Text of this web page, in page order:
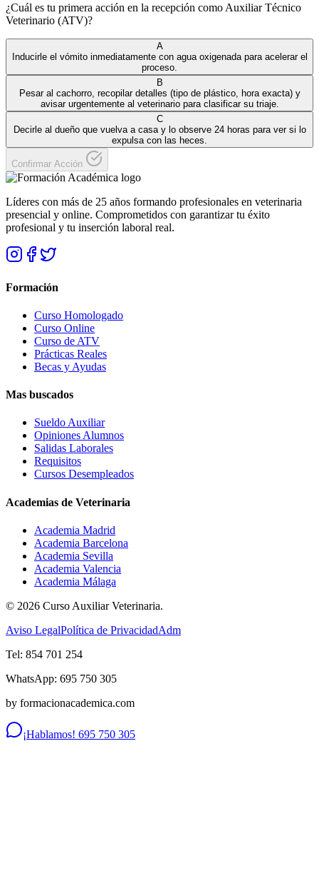
¿Cuál es tu primera acción en la recepción como Auxiliar Técnico
Veterinario (ATV)?
A
Inducirle el vómito inmediatamente con agua oxigenada para acelerar el
proceso.
B
Pesar al cachorro, recopilar detalles (tipo de plástico, hora exacta) y
avisar urgentemente al veterinario para clasificar su triaje.
C
Decirle al dueño que vuelva a casa y lo observe 24 horas para ver si lo
expulsa con las heces.
Confirmar Acción
Líderes con más de 25 años formando profesionales en veterinaria
presencial y online. Comprometidos con garantizar tu éxito
profesional y tu inserción laboral real.
Formación
Curso Homologado
Curso Online
Curso de ATV
Prácticas Reales
Becas y Ayudas
Mas buscados
Sueldo Auxiliar
Opiniones Alumnos
Salidas Laborales
Requisitos
Cursos Desempleados
Academias de Veterinaria
Academia Madrid
Academia Barcelona
Academia Sevilla
Academia Valencia
Academia Málaga
© 2026 Curso Auxiliar Veterinaria.
Aviso LegalPolítica de PrivacidadAdm
Tel: 854 701 254
WhatsApp: 695 750 305
by formacionacademica.com
¡Hablamos! 695 750 305